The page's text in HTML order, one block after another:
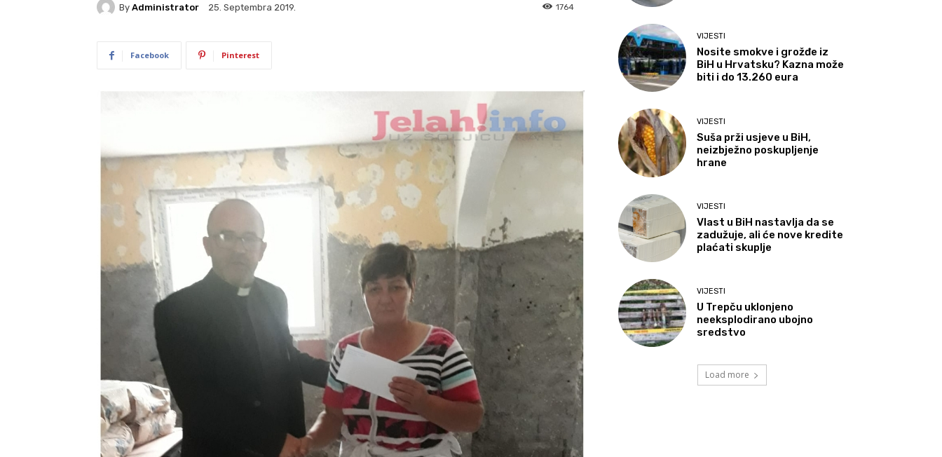
By Administrator 25. Septembra 2019. 1764
Facebook Pinterest
VIJESTI
Nosite smokve i grožđe iz
BiH u Hrvatsku? Kazna može
biti i do 13.260 eura
VIJESTI
Suša prži usjeve u BiH,
neizbježno poskupljenje
hrane
VIJESTI
Vlast u BiH nastavlja da se
zadužuje, ali će nove kredite
plaćati skuplje
VIJESTI
U Trepču uklonjeno
neeksplodirano ubojno
sredstvo
Load more